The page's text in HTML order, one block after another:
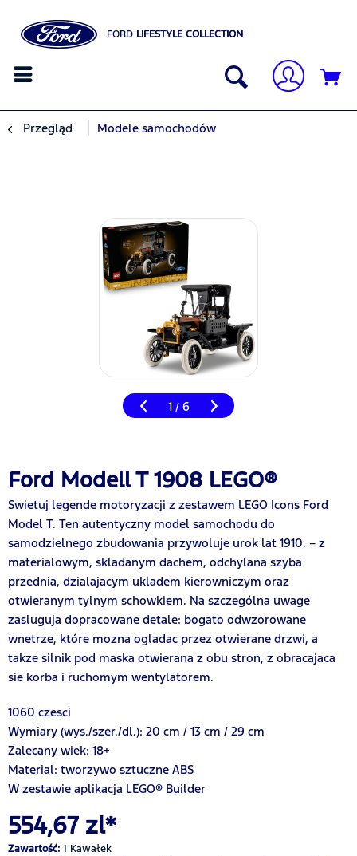
FORD LIFESTYLE COLLECTION
Przegląd Modele samochodów
1 / 6
Ford Modell T 1908 LEGO®
Swietuj legende motoryzacji z zestawem LEGO Icons Ford
Model T. Ten autentyczny model samochodu do
samodzielnego zbudowania przywoluje urok lat 1910. – z
materialowym, skladanym dachem, odchylana szyba
przednia, dzialajacym ukladem kierowniczym oraz
otwieranym tylnym schowkiem. Na szczególna uwage
zasluguja dopracowane detale: bogato odwzorowane
wnetrze, które mozna ogladac przez otwierane drzwi, a
takze silnik pod maska otwierana z obu stron, z obracajaca
sie korba i ruchomym wentylatorem.
1060 czesci
Wymiary (wys./szer./dl.): 20 cm / 13 cm / 29 cm
Zalecany wiek: 18+
Material: tworzywo sztuczne ABS
W zestawie aplikacja LEGO® Builder
554,67 zl*
Zawartość: 1 Kawałek